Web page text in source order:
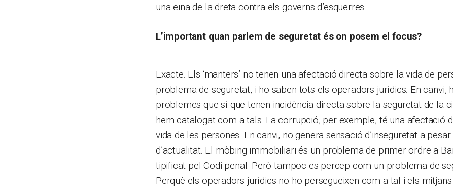
una eina de la dreta contra els governs d’esquerres.
L’important quan parlem de seguretat és on posem el focus?
Exacte. Els ‘manters’ no tenen una afectació directa sobre la vida de
problema de seguretat, i ho saben tots els operadors jurídics. En canvi,
problemes que sí que tenen incidència directa sobre la seguretat de la
hem catalogat com a tals. La corrupció, per exemple, té una afectació
vida de les persones. En canvi, no genera sensació d’inseguretat a pesar
d’actualitat. El mòbing immobiliari és un problema de primer ordre a
tipificat pel Codi penal. Però tampoc es percep com un problema de
Perquè els operadors jurídics no ho persegueixen com a tal i els